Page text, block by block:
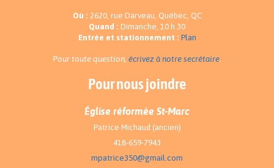
Où : 2620, rue Darveau, Québec, QC
Quand : Dimanche, 10 h 30
Entrée et stationnement : Plan
Pour toute question, écrivez à notre secrétaire
Pour nous joindre
Église réformée St-Marc
Patrice Michaud (ancien)
418-659-7943
mpatrice350@gmail.com